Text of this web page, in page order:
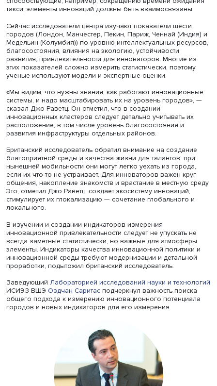
Джо Раветц
Содиректор Центра городской резильентности и
Университета Манчестера (Великобритания) Джо Раветц
подчеркнул, что инновации должны реализовываться в
городе и приносить пользу его жителям. Их развитие —
нелинейный процесс, зависящий от многих факторов,
ускорения следует внедрять их в сферы, важные для
способствующие, например, сокращению времени
такси, элементы инноваций должны быть
Сейчас исследователи центра изучают показатели
городов (Лондон, Манчестер, Пекин, Париж, Ченнай
благосостояния, влияния на экологию, устойчивости
развития, привлекательности для инноваторов. Многие
этих показателей сложно измерить статистически,
«Мы видим, что нужны знания, как работают
системы, и надо масштабировать их на уровень
сказал Джо Раветц. Он отметил, что в создании
инновационных кластеров следует детально учитывать
расположение, в том числе уровень благосостояния и
развития инфраструктуры отдельных районов.